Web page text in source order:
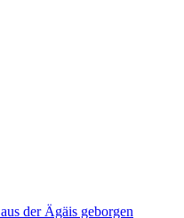
der Ägäis geborgen